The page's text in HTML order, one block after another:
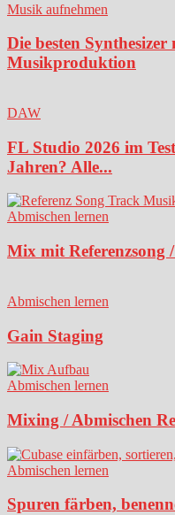
Musik aufnehmen
Die besten
Musikproduktion
DAW
FL Studio 2026 im
Jahren? Alle...
Abmischen lernen
Mix mit Referenzsong
Abmischen lernen
Gain Staging
Abmischen lernen
Mixing / Abmischen
Abmischen lernen
Spuren färben,